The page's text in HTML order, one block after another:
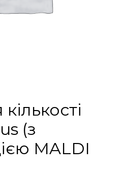
(з
MALDI